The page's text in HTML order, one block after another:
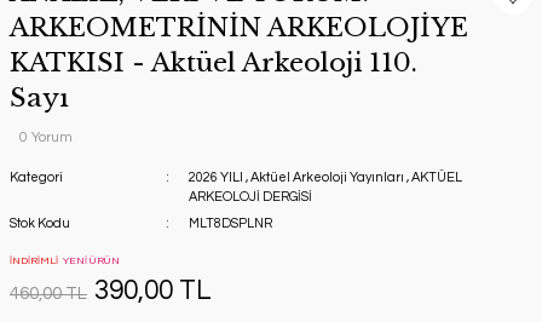
ARKEOMETRİNİN ARKEOLOJİYE
KATKISI - Aktüel Arkeoloji 110.
Sayı
0 Yorum
Kategori 2026 YILI ,Aktüel Arkeoloji Yayınları ,AKTÜEL
ARKEOLOJİ DERGİSİ
Stok Kodu
MLT8DSPLNR
İNDİRİMLİ YENİ ÜRÜN
460,00 TL 390,00 TL